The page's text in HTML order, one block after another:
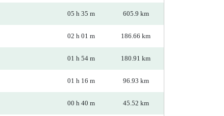
05 h 35 m 605.9 km
02 h 01 m 186.66 km
01 h 54 m 180.91 km
01 h 16 m 96.93 km
00 h 40 m 45.52 km